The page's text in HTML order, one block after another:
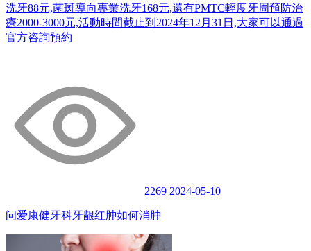
洗牙88元,菌斑導向專業洗牙168元,還有PMTC輕度牙周預防治
療2000-3000元,活動時間截止到2024年12月31日,大家可以通過
官方咨詢預約
2269 2024-05-10
问爱康健牙科牙龈红肿如何消肿